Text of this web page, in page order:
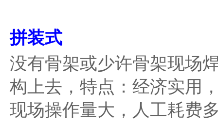
拼装式
没有骨架或少许骨架现场
构上去，特点：经济实用
现场操作量大，人工耗费